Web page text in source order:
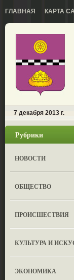
ГЛАВНАЯ КАРТА
7 декабря 2013 г.
Рубрики
НОВОСТИ
ОБЩЕСТВО
ПРОИСШЕСТВИЯ
КУЛЬТУРА И
ЭКОНОМИКА